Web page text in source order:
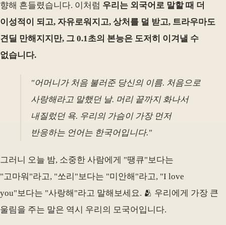
향해 흔들렸습니다. 이처럼 우리는 외국어로 말할 때 더
이성적이 되고, 자유로워지고, 상처를 덜 받고, 트라우마도
견딜 만해지지만, 그 0.1초의 본능은 도저히 이겨낼 수
없습니다.
"어머니가 처음 불러준 당신의 이름. 처음으로
사랑해라고 말했던 날. 머리 끝까지 화나서
내질렀던 욕. 우리의 가슴이 가장 먼저
반응하는 언어는 한국어입니다."
그러니 오늘 밤, 소중한 사람에게 "땡큐"보다는
"고마워"라고, "쏘리"보다는 "미안해"라고, "I love
you"보다는 "사랑해"라고 말해보세요. 🫂 우리에게 가장 큰
울림을 주는 말은 역시 우리의 모국어입니다.